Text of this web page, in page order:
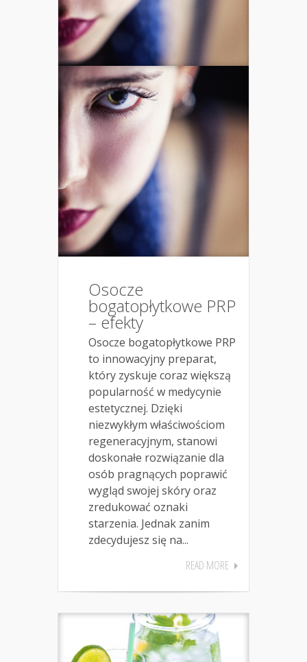
Osocze
bogatopłytkowe PRP
– efekty
Osocze bogatopłytkowe PRP
to innowacyjny preparat,
który zyskuje coraz większą
popularność w medycynie
estetycznej. Dzięki
niezwykłym właściwościom
regeneracyjnym, stanowi
doskonałe rozwiązanie dla
osób pragnących poprawić
wygląd swojej skóry oraz
zredukować oznaki
starzenia. Jednak zanim
zdecydujesz się na...
READ MORE